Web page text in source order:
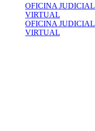
OFICINA JUDICIAL
VIRTUAL
OFICINA JUDICIAL
VIRTUAL